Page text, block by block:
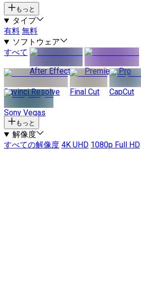
もっと
タイプ
有料 無料
ソフトウェア
すべて
After Effects
Premiere Pro
Davinci Resolve Final Cut CapCut
Sony Vegas
もっと
解像度
すべての解像度 4K UHD 1080p Full HD